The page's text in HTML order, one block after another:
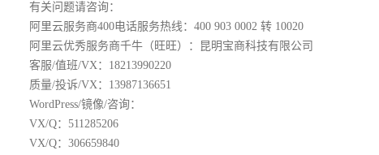
有关问题请咨询：
阿里云服务商400电话服务热线：400 903 0002 转 10020
阿里云优秀服务商千牛（旺旺）：昆明宝商科技有限公司
客服/值班/VX：18213990220
质量/投诉/VX：13987136651
WordPress/镜像/咨询：
VX/Q：511285206
VX/Q：306659840